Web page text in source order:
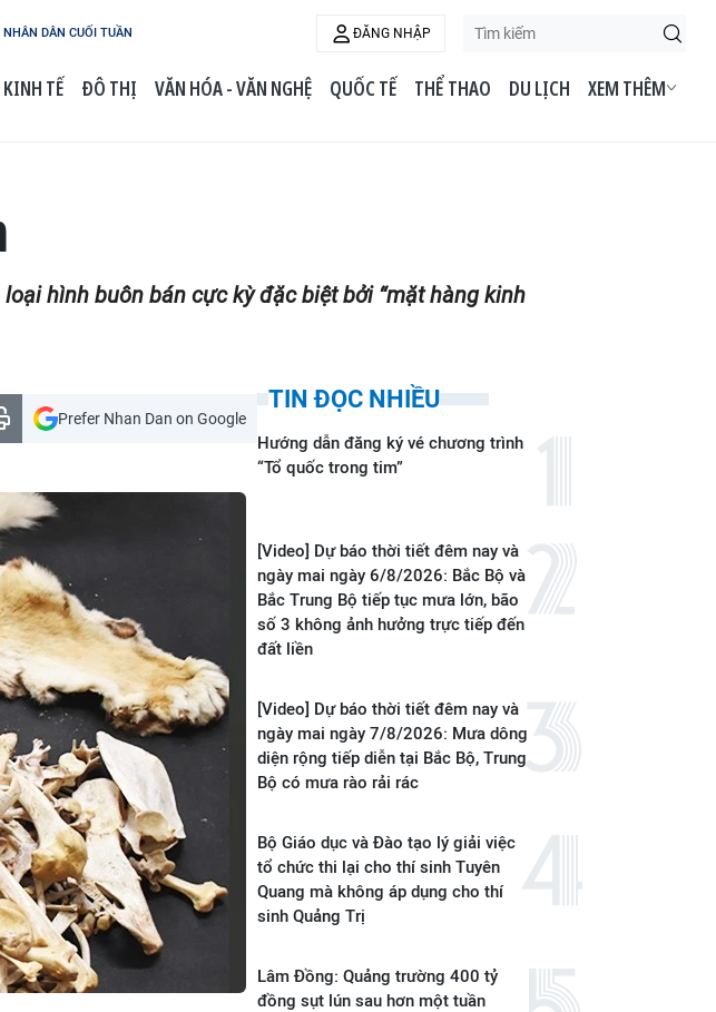
NHÂN DÂN CUỐI TUẦN ĐĂNG NHẬP
KINH TẾ ĐÔ THỊ VĂN HÓA - VĂN NGHỆ QUỐC TẾ THỂ THAO DU LỊCH XEM THÊM
hình buôn bán cực kỳ đặc biệt bởi “mặt hàng kinh
Prefer Nhan Dan on Google
TIN ĐỌC NHIỀU
Hướng dẫn đăng ký vé chương trình
“Tổ quốc trong tim”
[Video] Dự báo thời tiết đêm nay và
ngày mai ngày 6/8/2026: Bắc Bộ và
Bắc Trung Bộ tiếp tục mưa lớn, bão
số 3 không ảnh hưởng trực tiếp đến
đất liền
[Video] Dự báo thời tiết đêm nay và
ngày mai ngày 7/8/2026: Mưa dông
diện rộng tiếp diễn tại Bắc Bộ, Trung
Bộ có mưa rào rải rác
Bộ Giáo dục và Đào tạo lý giải việc
tổ chức thi lại cho thí sinh Tuyên
Quang mà không áp dụng cho thí
sinh Quảng Trị
Lâm Đồng: Quảng trường 400 tỷ
đồng sụt lún sau hơn một tuần